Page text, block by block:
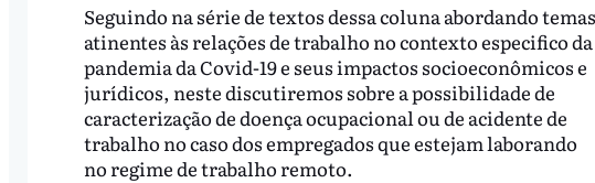
Seguindo na série de textos dessa coluna abordando temas
atinentes às relações de trabalho no contexto especifico da
pandemia da Covid-19 e seus impactos socioeconômicos e
jurídicos, neste discutiremos sobre a possibilidade de
caracterização de doença ocupacional ou de acidente de
trabalho no caso dos empregados que estejam laborando
no regime de trabalho remoto.